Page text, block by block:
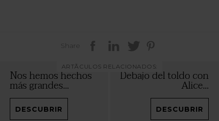
Share
ARTÃCULOS RELACIONADOS:
Nos hemos hechos
más grandes...
DESCUBRIR
Debajo del toldo con
Alice...
DESCUBRIR